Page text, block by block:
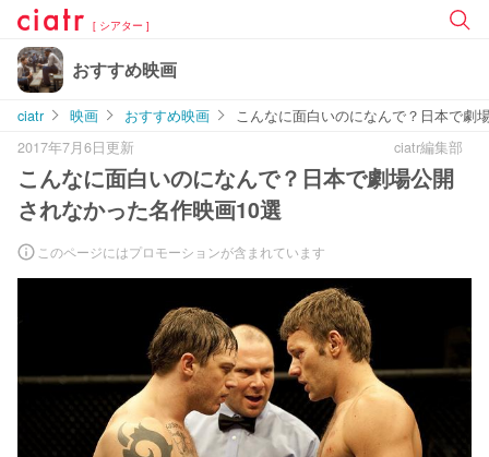
[ シアター ]
おすすめ映画
ciatr 映画 おすすめ映画
こんなに面白いのになんで？日本で劇
2017年7月6日更新
ciatr編集部
こんなに面白いのになんで？日本で劇場公開
されなかった名作映画10選
このページにはプロモーションが含まれています